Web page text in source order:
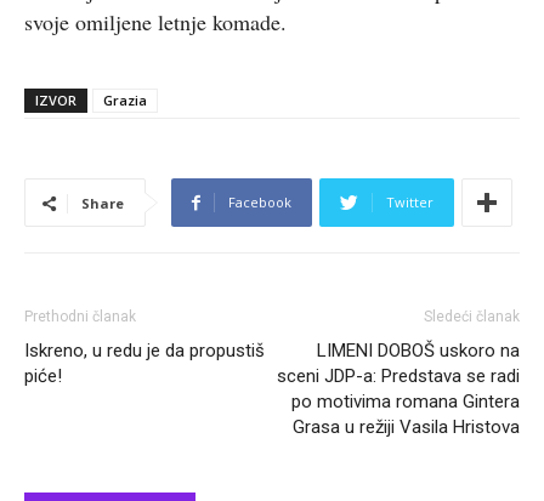
svoje omiljene letnje komade.
IZVOR Grazia
Share Facebook Twitter
Prethodni članak
Iskreno, u redu je da propustiš
piće!
Sledeći članak
LIMENI DOBOŠ uskoro na
sceni JDP-a: Predstava se radi
po motivima romana Gintera
Grasa u režiji Vasila Hristova